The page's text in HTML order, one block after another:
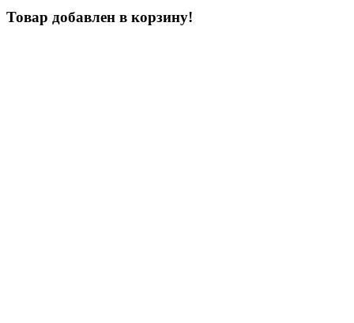
Товар добавлен в корзину!